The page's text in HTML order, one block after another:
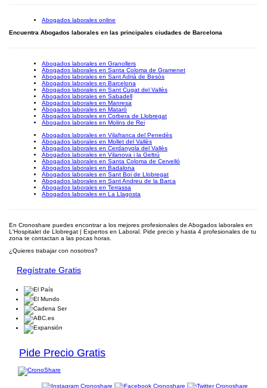
Abogados laborales online
Encuentra Abogados laborales en las principales ciudades de Barcelona
Abogados laborales en Granollers
Abogados laborales en Santa Coloma de Gramenet
Abogados laborales en Sant Adrià de Besòs
Abogados laborales en Barcelona
Abogados laborales en Sant Cugat del Vallès
Abogados laborales en Sabadell
Abogados laborales en Manresa
Abogados laborales en Mataró
Abogados laborales en Corbera de Llobregat
Abogados laborales en Molins de Rei
Abogados laborales en Vilafranca del Penedès
Abogados laborales en Mollet del Vallès
Abogados laborales en Cerdanyola del Vallès
Abogados laborales en Vilanova i la Geltrú
Abogados laborales en Santa Coloma de Cervelló
Abogados laborales en Badalona
Abogados laborales en Sant Boi de Llobregat
Abogados laborales en Sant Andreu de la Barca
Abogados laborales en Terrassa
Abogados laborales en La Llagosta
En Cronoshare puedes encontrar a los mejores profesionales de Abogados laborales en
L'Hospitalet de Llobregat | Expertos en Laboral. Pide precio y hasta 4 profesionales de tu
zona te contactan a las pocas horas.
¿Quieres trabajar con nosotros?
Regístrate Gratis
Pide Precio Gratis